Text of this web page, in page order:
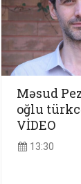
Məsud
oğlu
VİDEO
13:30